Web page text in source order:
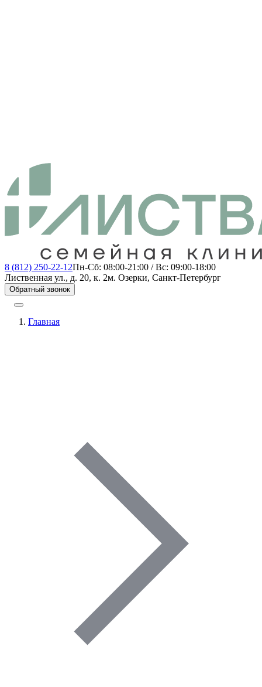
8 (812) 250-22-12Пн-Сб: 08:00-21:00 / Вс: 09:00-18:00
Лиственная ул., д. 20, к. 2м. Озерки, Санкт-Петербург
Обратный звонок
Главная